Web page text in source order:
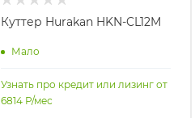
Куттер Hurakan HKN-CL12M
Мало
Узнать про кредит или лизинг от
6814 Р/мес